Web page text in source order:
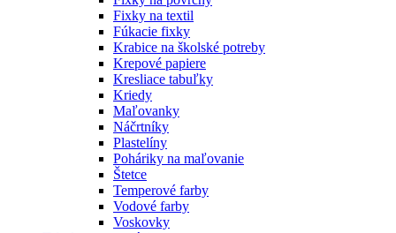
Fixky na textil
Fúkacie fixky
Krabice na školské potreby
Krepové papiere
Kresliace tabuľky
Kriedy
Maľovanky
Náčrtníky
Plastelíny
Poháriky na maľovanie
Štetce
Temperové farby
Vodové farby
Voskovky